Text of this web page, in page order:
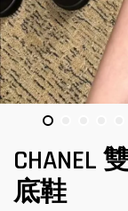
CHANEL
底鞋